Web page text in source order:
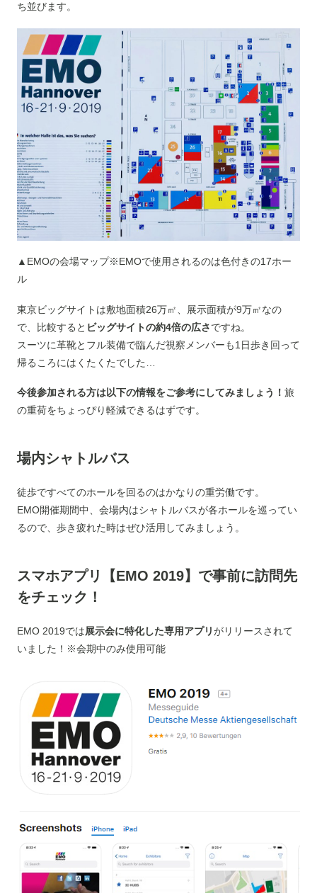
ち並びます。
▲EMOの会場マップ※EMOで使用されるのは色付きの17ホー
ル
東京ビッグサイトは敷地面積26万㎡、展示面積が9万㎡なの
で、比較すると ビッグサイトの約4倍の広さですね。
スーツに革靴とフル装備で臨んだ視察メンバーも1日歩き回って
帰るころにはくたくたでした…
今後参加される方は以下の情報をご参考にしてみましょう！ 旅
の重荷をちょっぴり軽減できるはずです。
場内シャトルバス
徒歩ですべてのホールを回るのはかなりの重労働です。
EMO開催期間中、会場内はシャトルバスが各ホールを巡ってい
るので、歩き疲れた時はぜひ活用してみましょう。
スマホアプリ【EMO 2019】で事前に訪問先
をチェック！
EMO 2019では展示会に特化した専用アプリがリリースされて
いました！※会期中のみ使用可能